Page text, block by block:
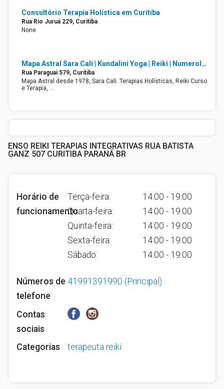
Consultório Terapia Holística em Curitiba
Rua Rio Juruá 229, Curitiba
None
Mapa Astral Sara Cali | Kundalini Yoga | Reiki | Numerologia | Renascimento
Rua Paraguai 579, Curitiba
Mapa Astral desde 1978, Sara Cali. Terapias Holísticas, Reiki Curso
e Terapia, …
ENSO REIKI TERAPIAS INTEGRATIVAS RUA BATISTA
GANZ 507 CURITIBA PARANÁ BR
Horário de
funcionamento
Terça-feira:
14:00 - 19:00
Quarta-feira:
14:00 - 19:00
Quinta-feira:
14:00 - 19:00
Sexta-feira:
14:00 - 19:00
Sábado:
14:00 - 19:00
Números de
telefone
41991391990 (Principal)
Contas
sociais
Categorias
terapeuta reiki